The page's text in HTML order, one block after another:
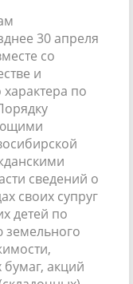
30 апреля
со
и
по
сведений о
своих супруг
детей по
земельного
акций